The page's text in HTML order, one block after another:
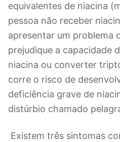
equivalentes de niacina
pessoa não receber
apresentar um problema
prejudique a capacidade
niacina ou converter
corre o risco de
deficiência grave de
distúrbio chamado
Existem três sintomas